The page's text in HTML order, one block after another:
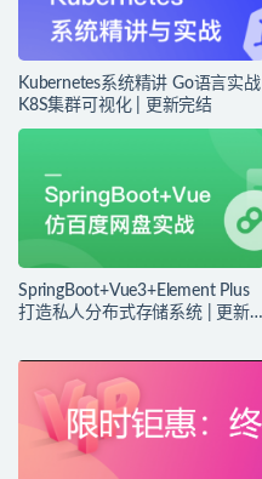
Kubernetes系统精讲 Go语言实战
K8S集群可视化 | 更新完结
SpringBoot+Vue3+Element Plus
打造私人分布式存储系统 | 更新